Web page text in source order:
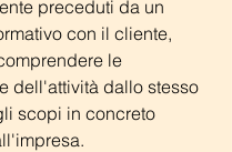
preceduti da un
con il cliente,
le
dell'attività dallo stesso
scopi in concreto